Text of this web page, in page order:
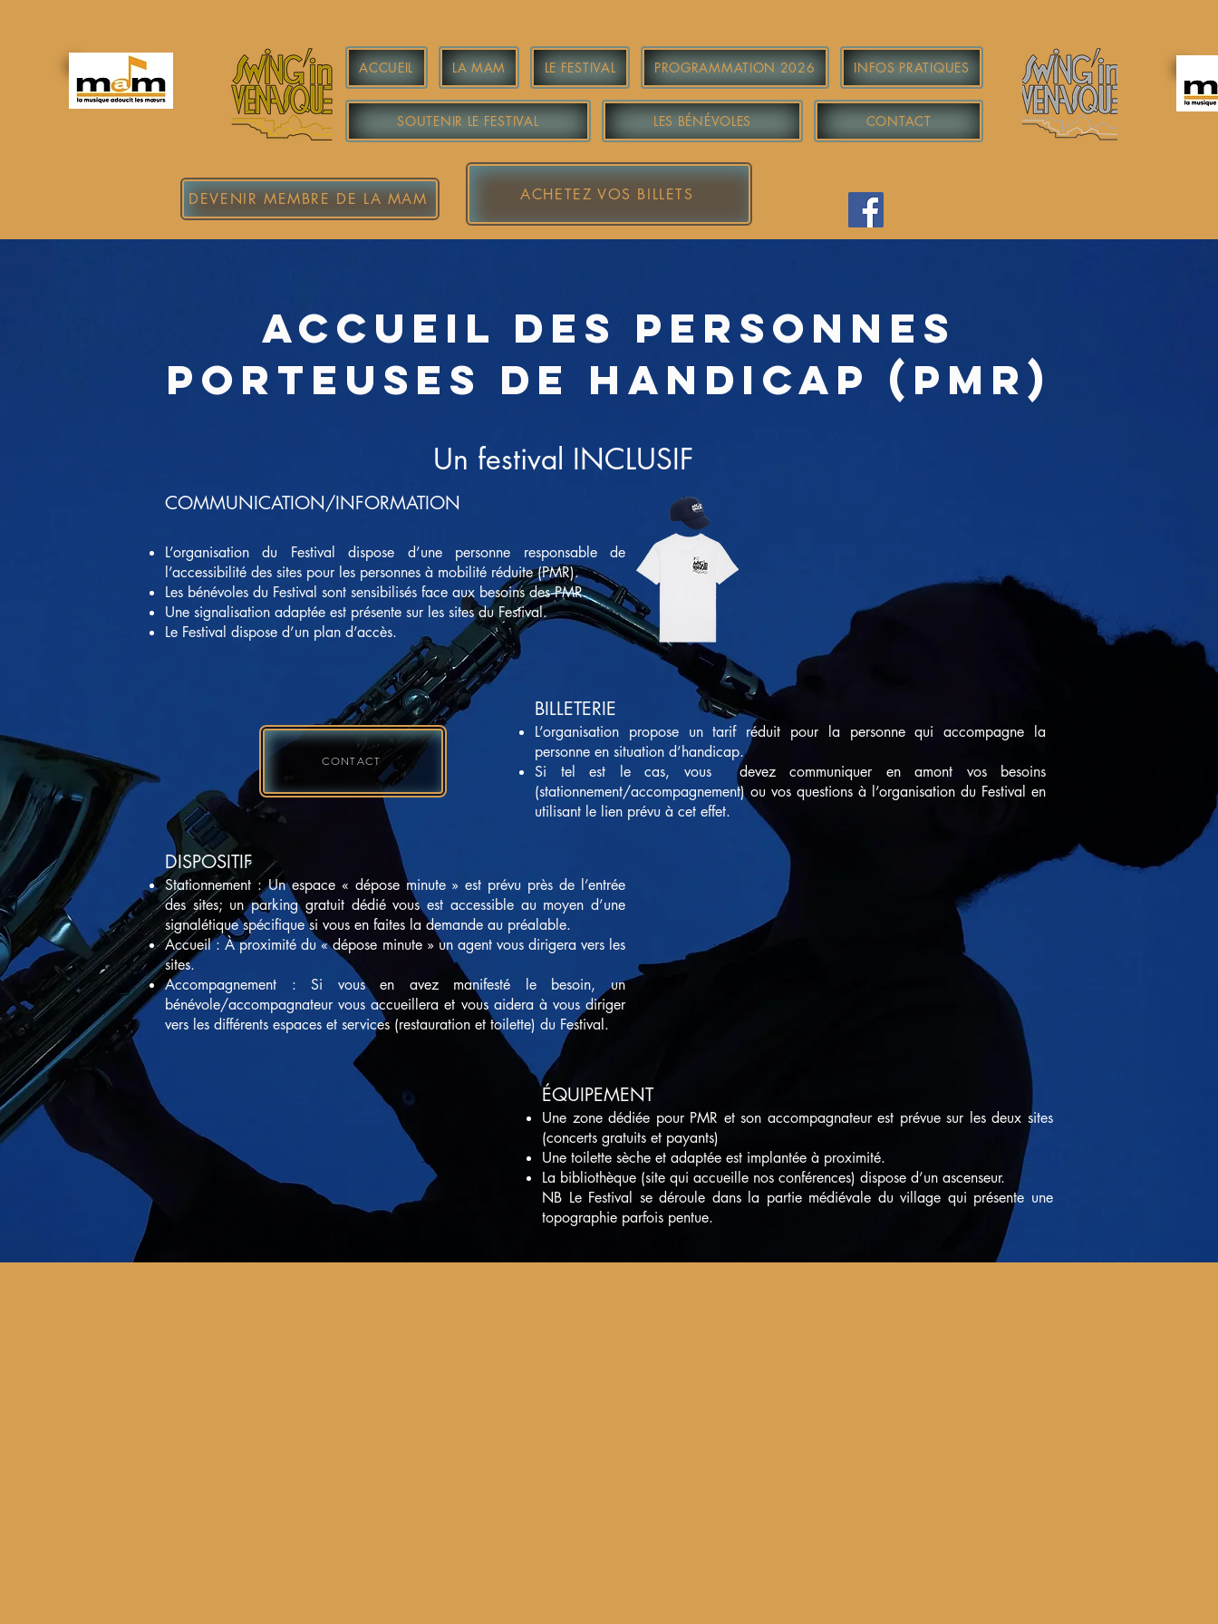
ACCUEIL LA MAM LE FESTIVAL PROGRAMMATION 2026 INFOS PRATIQUES
SOUTENIR LE FESTIVAL LES BÉNÉVOLES CONTACT
DEVENIR MEMBRE DE LA MAM ACHETEZ VOS BILLETS
accueil des personnes
porteuses de handicap (PMR)
Un festival INCLUSIF
COMMUNICATION/INFORMATION
L’organisation du Festival dispose d’une personne responsable de
l’accessibilité des sites pour les personnes à mobilité réduite (PMR).
Les bénévoles du Festival sont sensibilisés face aux besoins des PMR.
Une signalisation adaptée est présente sur les sites du Festival.
Le Festival dispose d’un plan d’accès.
CONTACT
BILLETERIE
L’organisation propose un tarif réduit pour la personne qui accompagne la
personne en situation d’handicap.
Si tel est le cas, vous devez communiquer en amont vos besoins
(stationnement/accompagnement) ou vos questions à l’organisation du Festival en
utilisant le lien prévu à cet effet.
DISPOSITIF
Stationnement : Un espace « dépose minute » est prévu près de l’entrée
des sites; un parking gratuit dédié vous est accessible au moyen d’une
signalétique spécifique si vous en faites la demande au préalable.
Accueil : À proximité du « dépose minute » un agent vous dirigera vers les
sites.
Accompagnement : Si vous en avez manifesté le besoin, un
bénévole/accompagnateur vous accueillera et vous aidera à vous diriger
vers les différents espaces et services (restauration et toilette) du Festival.
ÉQUIPEMENT
Une zone dédiée pour PMR et son accompagnateur est prévue sur les deux sites
(concerts gratuits et payants)
Une toilette sèche et adaptée est implantée à proximité.
La bibliothèque (site qui accueille nos conférences) dispose d’un ascenseur.
NB Le Festival se déroule dans la partie médiévale du village qui présente une
topographie parfois pentue.